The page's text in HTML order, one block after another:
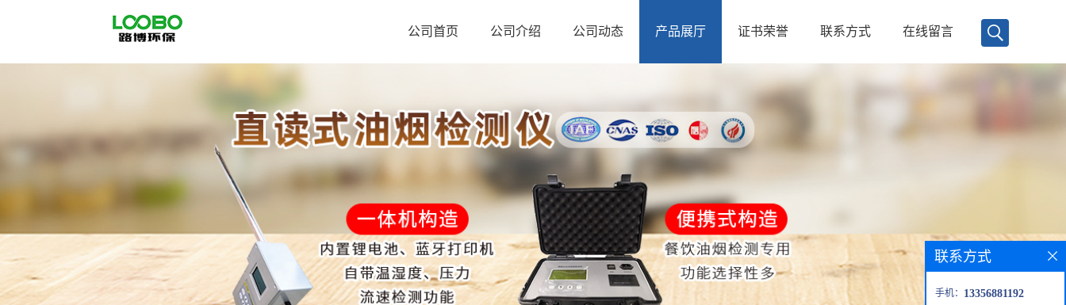
首
介
公司首页 公司介绍 公司动态 产品展厅 证书荣誉 联系方式 在线留言
联系方式
手机： 13356881192